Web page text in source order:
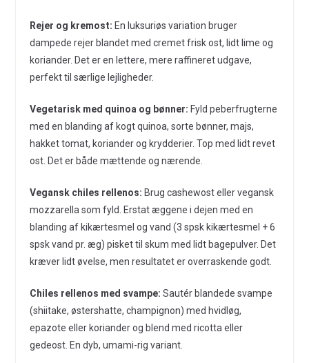
Rejer og kremost: En luksuriøs variation bruger
dampede rejer blandet med cremet frisk ost, lidt lime og
koriander. Det er en lettere, mere raffineret udgave,
perfekt til særlige lejligheder.
Vegetarisk med quinoa og bønner: Fyld peberfrugterne
med en blanding af kogt quinoa, sorte bønner, majs,
hakket tomat, koriander og krydderier. Top med lidt revet
ost. Det er både mættende og nærende.
Vegansk chiles rellenos: Brug cashewost eller vegansk
mozzarella som fyld. Erstat æggene i dejen med en
blanding af kikærtesmel og vand (3 spsk kikærtesmel + 6
spsk vand pr. æg) pisket til skum med lidt bagepulver. Det
kræver lidt øvelse, men resultatet er overraskende godt.
Chiles rellenos med svampe: Sautér blandede svampe
(shiitake, østershatte, champignon) med hvidløg,
epazote eller koriander og blend med ricotta eller
gedeost. En dyb, umami-rig variant.